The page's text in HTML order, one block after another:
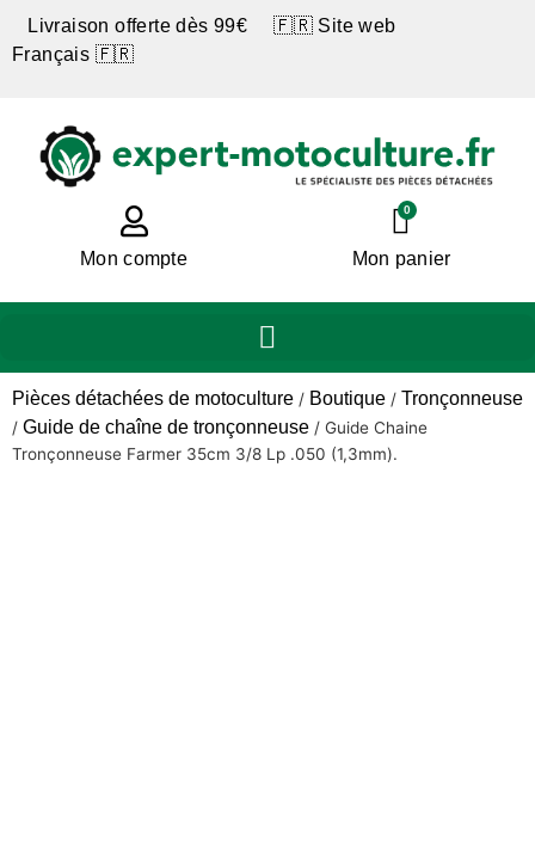
Livraison offerte dès 99€ 🇫🇷 Site web
Français 🇫🇷
Mon compte
0
Mon panier
Pièces détachées de motoculture / Boutique / Tronçonneuse
/ Guide de chaîne de tronçonneuse / Guide Chaine
Tronçonneuse Farmer 35cm 3/8 Lp .050 (1,3mm).